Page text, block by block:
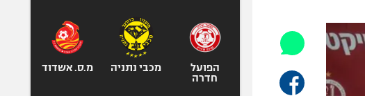
אופניים
ספורט מוטורי
כדורמים
הפועל
חדרה
מכבי נתניה מ.ס. אשדוד